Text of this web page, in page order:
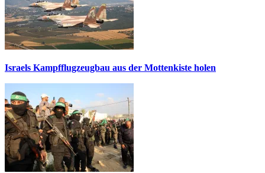
Israels Kampfflugzeugbau aus der Mottenkiste holen